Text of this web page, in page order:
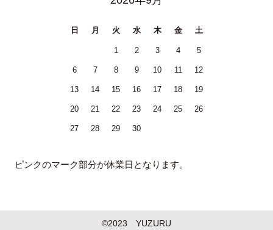
日 月 火 水 木 金 土
1 2 3 4 5
6 7 8 9 10 11 12
13 14 15 16 17 18 19
20 21 22 23 24 25 26
27 28 29 30
ピンクのマーク部分が休業日となります。
©2023 YUZURU